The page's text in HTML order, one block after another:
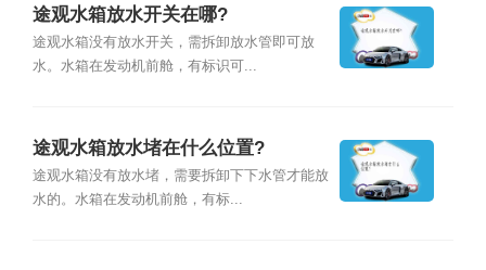
途观水箱放水开关在哪?
途观水箱没有放水开关，需拆卸放水管即可放
水。水箱在发动机前舱，有标识可...
途观水箱放水堵在什么位置?
途观水箱没有放水堵，需要拆卸下下水管才能放
水的。水箱在发动机前舱，有标...